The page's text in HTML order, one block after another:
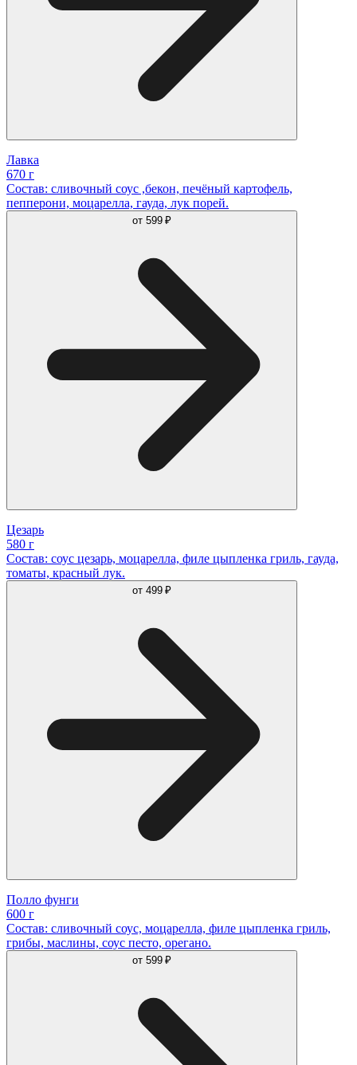
Лавка
670 г
Состав: сливочный соус ,бекон, печёный картофель,
пепперони, моцарелла, гауда, лук порей.
от 599 ₽
Цезарь
580 г
Состав: соус цезарь, моцарелла, филе цыпленка гриль, гауда,
томаты, красный лук.
от 499 ₽
Полло фунги
600 г
Состав: сливочный соус, моцарелла, филе цыпленка гриль,
грибы, маслины, соус песто, орегано.
от 599 ₽